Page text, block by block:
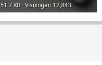
51.7 KB · Visningar: 12,843